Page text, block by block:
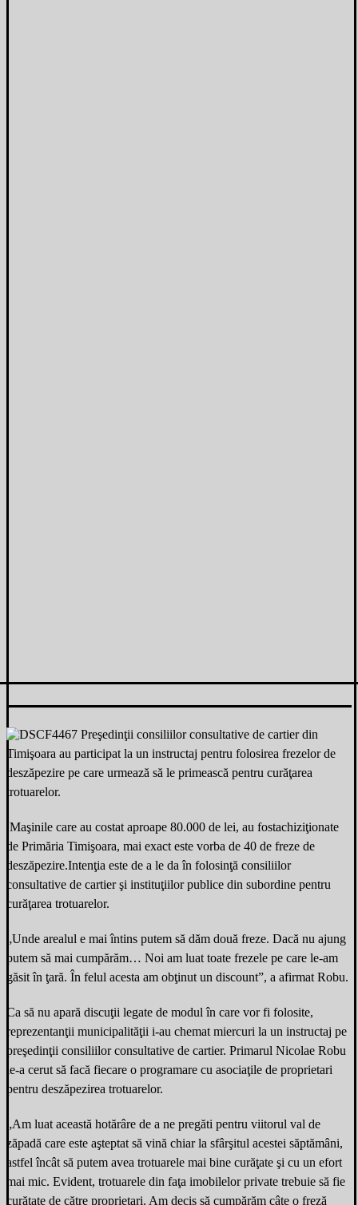
Preşedinţii consiliilor consultative de cartier din
Timişoara au participat la un instructaj pentru folosirea frezelor de
deszăpezire pe care urmează să le primească pentru curăţarea
trotuarelor.
Maşinile care au costat aproape 80.000 de lei, au fostachiziţionate
de Primăria Timişoara, mai exact este vorba de 40 de freze de
deszăpezire.Intenţia este de a le da în folosinţă consiliilor
consultative de cartier şi instituţiilor publice din subordine pentru
curăţarea trotuarelor.
„Unde arealul e mai întins putem să dăm două freze. Dacă nu ajung
putem să mai cumpărăm… Noi am luat toate frezele pe care le-am
găsit în ţară. În felul acesta am obţinut un discount”, a afirmat Robu.
Ca să nu apară discuţii legate de modul în care vor fi folosite,
reprezentanţii municipalităţii i-au chemat miercuri la un instructaj pe
preşedinţii consiliilor consultative de cartier. Primarul Nicolae Robu
le-a cerut să facă fiecare o programare cu asociaţile de proprietari
pentru deszăpezirea trotuarelor.
„Am luat această hotărâre de a ne pregăti pentru viitorul val de
zăpadă care este aşteptat să vină chiar la sfârşitul acestei săptămâni,
astfel încât să putem avea trotuarele mai bine curăţate şi cu un efort
mai mic. Evident, trotuarele din faţa imobilelor private trebuie să fie
curăţate de către proprietari. Am decis să cumpărăm câte o freză